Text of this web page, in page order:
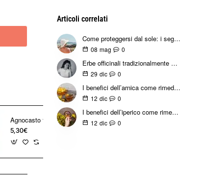
Agnocasto frutti tisana
5,30€
Articoli correlati
Come proteggersi dal sole: i segreti delle erbe che i dermatologi non ti dicono
08 mag 0
Erbe officinali tradizionalmente utilizzate per il mal di testa
29 dic 0
I benefici dell’arnica come rimedio naturale per dolori e tensioni
12 dic 0
I benefici dell’iperico come rimedio naturale per umore, pelle e benessere quotidiano
12 dic 0